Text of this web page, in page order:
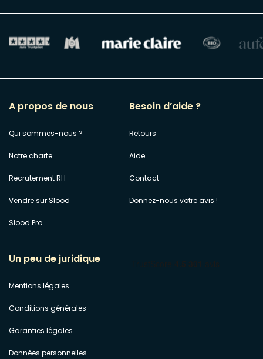
A propos de nous
Qui sommes-nous ?
Notre charte
Recrutement RH
Vendre sur Slood
Slood Pro
Besoin d’aide ?
Retours
Aide
Contact
Donnez-nous votre avis !
Un peu de juridique
Mentions légales
Conditions générales
Garanties légales
Données personnelles